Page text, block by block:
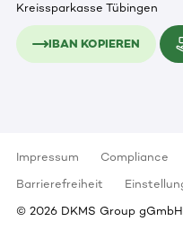
Kreissparkasse Tübingen
IBAN KOPIEREN
Impressum Compliance
Barrierefreiheit
© 2026 DKMS Group gGmbH